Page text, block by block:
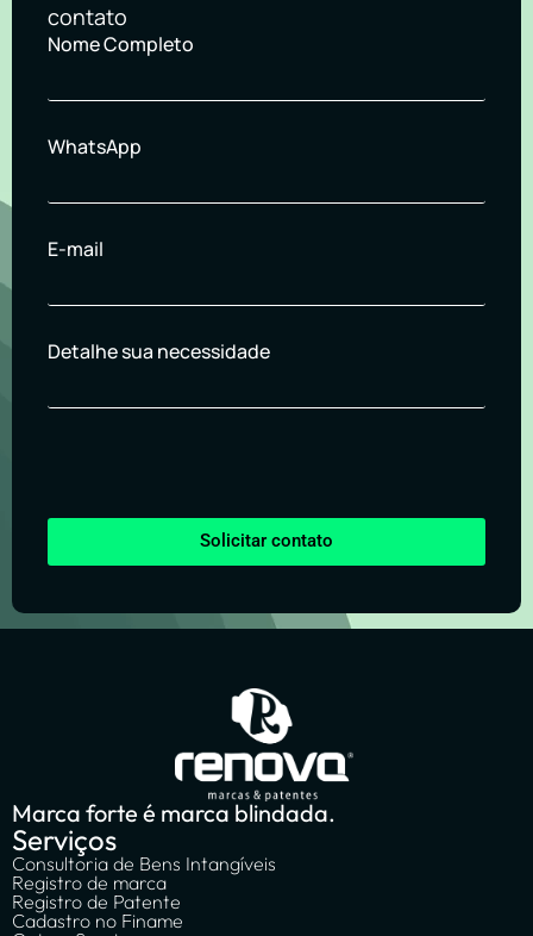
contato
Nome Completo
WhatsApp
E-mail
Detalhe sua necessidade
Solicitar contato
Marca forte é marca blindada.
Serviços
Consultoria de Bens Intangíveis
Registro de marca
Registro de Patente
Cadastro no Finame